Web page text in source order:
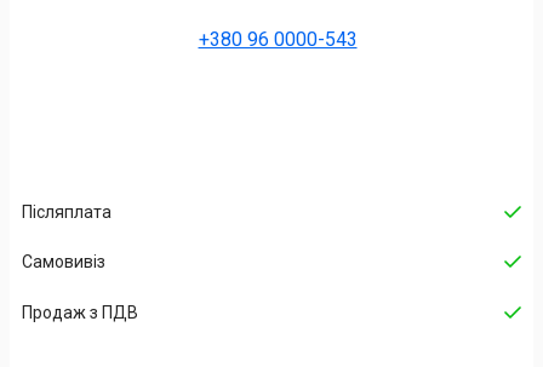
+380 96 0000-543
Післяплата
Самовивіз
Продаж з ПДВ